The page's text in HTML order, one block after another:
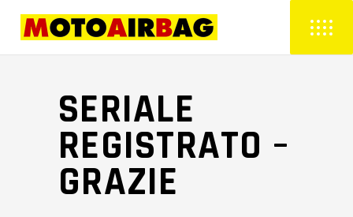
SERIALE
REGISTRATO –
GRAZIE